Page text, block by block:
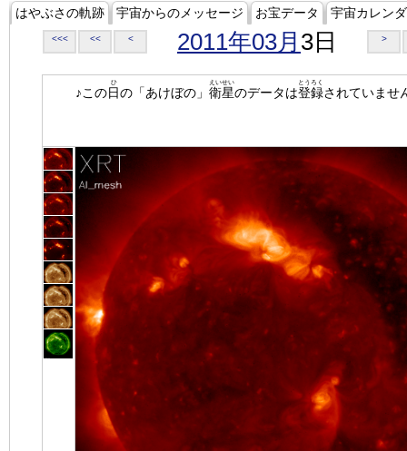
はやぶさの軌跡 宇宙からのメッセージ お宝データ 宇宙カレン
<<< << < 2011年03月 3日 >
♪この日
ひ
の「あけぼの」 衛星
えいせい
のデータは登録
とうろく
されていませ